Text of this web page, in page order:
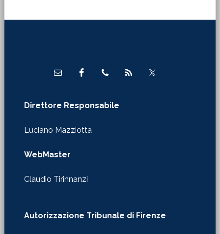
Direttore Responsabile
Luciano Mazziotta
WebMaster
Claudio Tirinnanzi
Autorizzazione Tribunale di Firenze